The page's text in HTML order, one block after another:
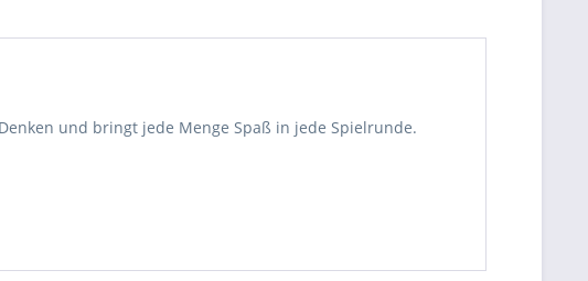
und bringt jede Menge Spaß in jede Spielrunde.